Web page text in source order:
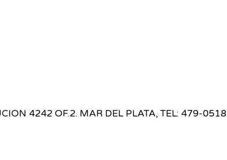
4242 OF.2. MAR DEL PLATA, TEL: 479-0518